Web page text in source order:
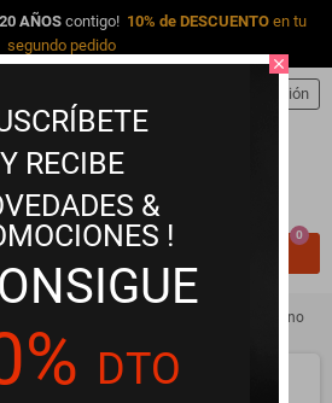
20 AÑOS contigo! 10% de DESCUENTO en tu
segundo pedido
Iniciar sesión
0
Medias con talón cubano
close
Y RECIBE
&
!
DTO